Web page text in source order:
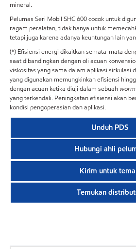
mineral.
Pelumas Seri Mobil SHC 600 cocok untuk
ragam peralatan, tidak hanya untuk
tetapi juga karena adanya keuntungan lain
(*) Efisiensi energi dikaitkan semata-mata
saat dibandingkan dengan oli acuan
viskositas yang sama dalam aplikasi sirkulasi
yang digunakan memungkinkan efisiensi
dengan acuan ketika diuji dalam sebuah
yang terkendali. Peningkatan efisiensi akan
kondisi pengoperasian dan aplikasi.
Unduh PDS
Hubungi ahli
Kirim untuk
Temukan